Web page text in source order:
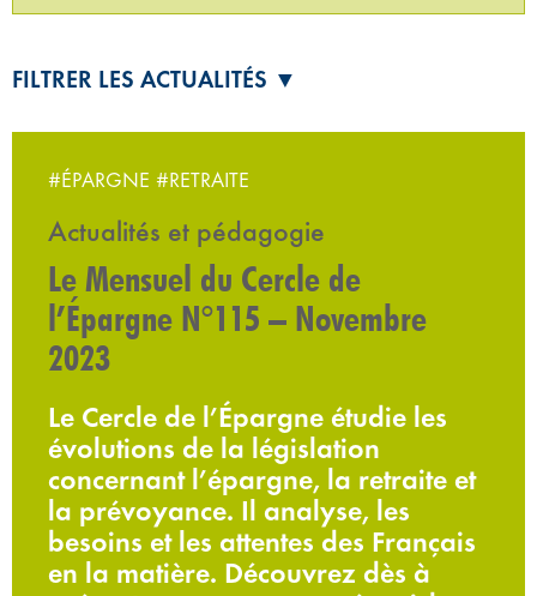
FILTRER LES ACTUALITÉS ▼
#ÉPARGNE #RETRAITE
Actualités et pédagogie
Le Mensuel du Cercle de
l’Épargne N°115 – Novembre
2023
Le Cercle de l’Épargne étudie les
évolutions de la législation
concernant l’épargne, la retraite et
la prévoyance. Il analyse, les
besoins et les attentes des Français
en la matière. Découvrez dès à